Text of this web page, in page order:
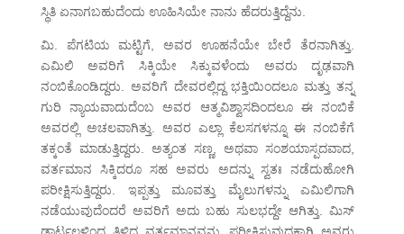
ಸ್ಥಿತಿ ಏನಾಗಬಹುದೆಂದು ಊಹಿಸಿಯೇ ನಾನು ಹೆದರುತ್ತಿದ್ದೆನು.
ಮಿ. ಪೆಗಟಿಯ ಮಟ್ಟಿಗೆ, ಅವರ ಊಹನೆಯೇ ಬೇರೆ ತೆರನಾಗಿತ್ತು.
ಎಮಿಲಿ ಅವರಿಗೆ ಸಿಕ್ಕಿಯೇ ಸಿಕ್ಕುವಳೆಂದು ಅವರು ದೃಢವಾಗಿ
ನಂಬಿಕೊಂಡಿದ್ದರು. ಅವರಿಗೆ ದೇವರಲ್ಲಿದ್ದ ಭಕ್ತಿಯಿಂದಲೂ ಮತ್ತು ತನ್ನ
ಗುರಿ ನ್ಯಾಯವಾದುದೆಂಬ ಅವರ ಆತ್ಮವಿಶ್ವಾಸದಿಂದಲೂ ಈ ನಂಬಿಕೆ
ಅವರಲ್ಲಿ ಅಚಲವಾಗಿತ್ತು. ಅವರ ಎಲ್ಲಾ ಕೆಲಸಗಳನ್ನೂ ಈ ನಂಬಿಕೆಗೆ
ತಕ್ಕಂತೆ ಮಾಡುತ್ತಿದ್ದರು. ಅತ್ಯಂತ ಸಣ್ಣ, ಅಥವಾ ಸಂಶಯಾಸ್ಪದವಾದ,
ವರ್ತಮಾನ ಸಿಕ್ಕಿದರೂ ಸಹ ಅವರು ಅದನ್ನು ಸ್ವತಃ ನಡೆದುಹೋಗಿ
ಪರೀಕ್ಷಿಸುತ್ತಿದ್ದರು. ಇಪ್ಪತ್ತು ಮೂವತ್ತು ಮೈಲುಗಳನ್ನು ಎಮಿಲಿಗಾಗಿ
ನಡೆಯುವುದೆಂದರೆ ಅವರಿಗೆ ಅದು ಬಹು ಸುಲಭದ್ದೇ ಆಗಿತ್ತು. ಮಿಸ್